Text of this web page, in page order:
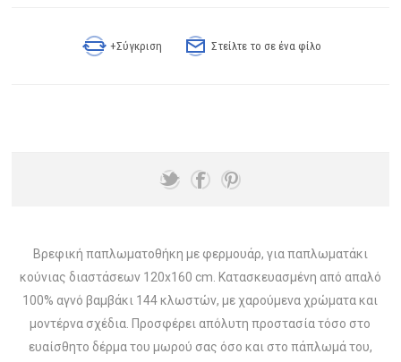
+Σύγκριση Στείλτε το σε ένα φίλο
Βρεφική παπλωματοθήκη με φερμουάρ, για παπλωματάκι
κούνιας διαστάσεων 120x160 cm. Κατασκευασμένη από απαλό
100% αγνό βαμβάκι 144 κλωστών, με χαρούμενα χρώματα και
μοντέρνα σχέδια. Προσφέρει απόλυτη προστασία τόσο στο
ευαίσθητο δέρμα του μωρού σας όσο και στο πάπλωμά του,